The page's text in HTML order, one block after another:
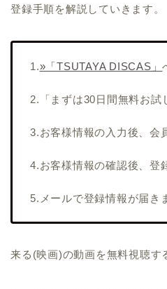
登録手順を解説していきます。
1.»「TSUTAYA DISCAS」
2.「まずは30日間無料お試
3.お客様情報の入力後、会
4.お客様情報の確認後、登
5.メールで登録情報が届き
来る(映画)の動画を無料視聴す